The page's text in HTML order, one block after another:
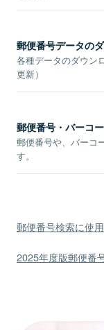
郵便番号データの
各種データのダウン
更新）
郵便番号・バーコ
郵便番号や、バーコ
す。
郵便番号検索に使
2025年度版郵便番